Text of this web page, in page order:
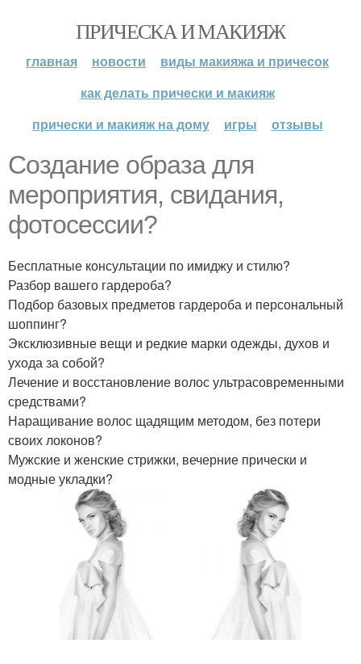
ПРИЧЕСКА И МАКИЯЖ
главная новости
виды макияжа и причесок
как делать прически и макияж
прически и макияж на дому
игры отзывы
Создание образа для
мероприятия, свидания,
фотосессии?
Бесплатные консультации по имиджу и стилю?
Разбор вашего гардероба?
Подбор базовых предметов гардероба и персональный
шоппинг?
Эксклюзивные вещи и редкие марки одежды, духов и
ухода за собой?
Лечение и восстановление волос ультрасовременными
средствами?
Наращивание волос щадящим методом, без потери
своих локонов?
Мужские и женские стрижки, вечерние прически и
модные укладки?